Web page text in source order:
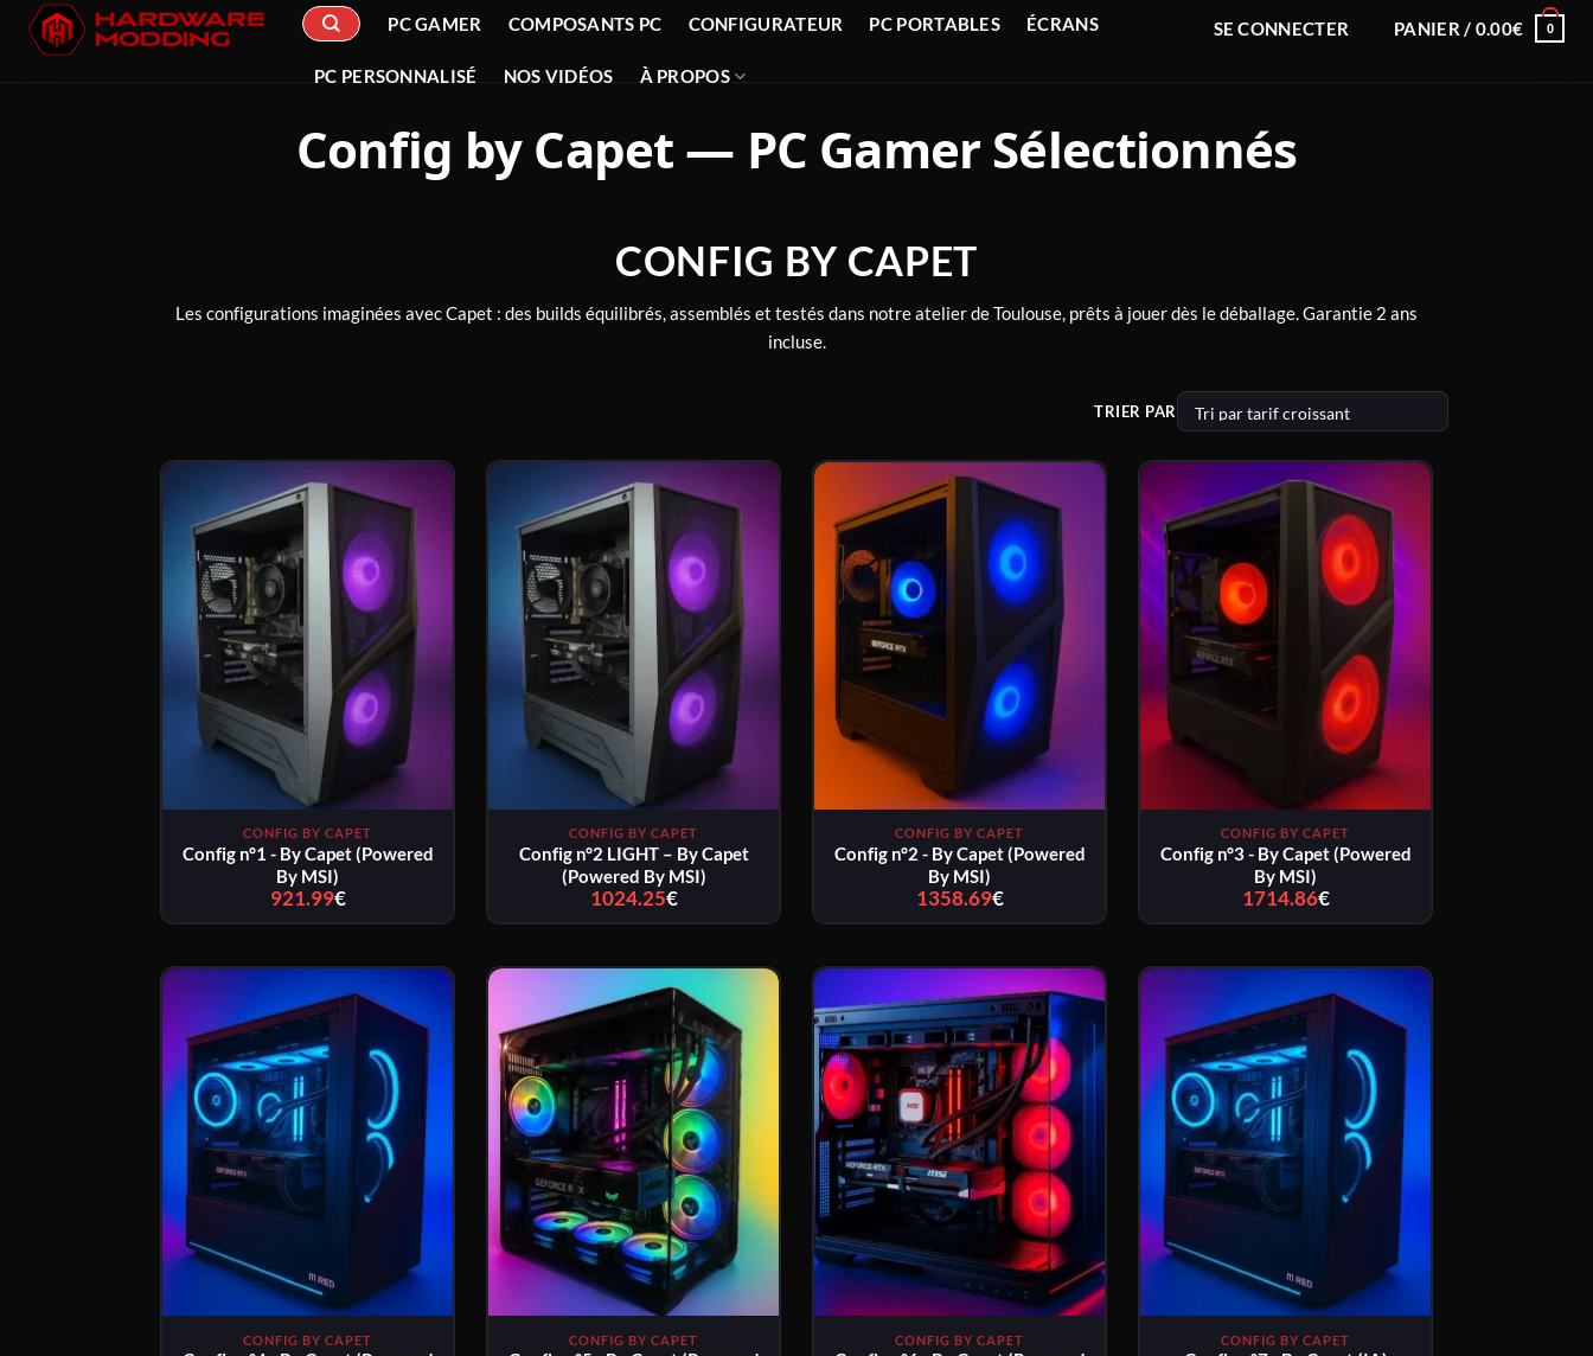
Passer
PC GAMER COMPOSANTS PC CONFIGURATEUR PC PORTABLES ÉCRANS
PC PERSONNALISÉ NOS VIDÉOS À PROPOS
SE CONNECTER PANIER / 0.00€ 0
Config by Capet — PC Gamer Sélectionnés
CONFIG BY CAPET
Les configurations imaginées avec Capet : des builds équilibrés, assemblés et testés dans notre atelier de Toulouse, prêts à jouer dès le déballage. Garantie 2 ans
incluse.
TRIER PAR
CONFIG BY CAPET
Config n°1 - By Capet (Powered
By MSI)
921.99€Plage
à
1011.99€
CONFIG BY CAPET
Config n°2 LIGHT – By Capet
(Powered By MSI)
1024.25€Plage
à
1114.25€
CONFIG BY CAPET
Config n°2 - By Capet (Powered
By MSI)
1358.69€Plage
à
1423.69€
CONFIG BY CAPET
Config n°3 - By Capet (Powered
By MSI)
1714.86€Plage
à
1779.86€
CONFIG BY CAPET CONFIG BY CAPET CONFIG BY CAPET CONFIG BY CAPET